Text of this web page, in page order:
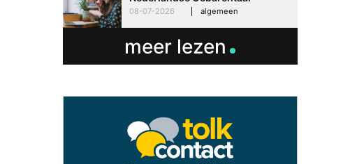
Speaksee Imelda helpt om te
groeien in haar werk
30-06-2026
08-07-2026 algemeen
meer lezen